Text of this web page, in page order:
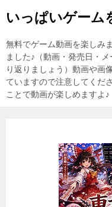
いっぱいゲーム
無料でゲーム動画を楽しみ
ました♪（動画・発売日・
り返りましょう）動画や画
ていますので注意してくだ
ことで動画が楽しめますよ♪